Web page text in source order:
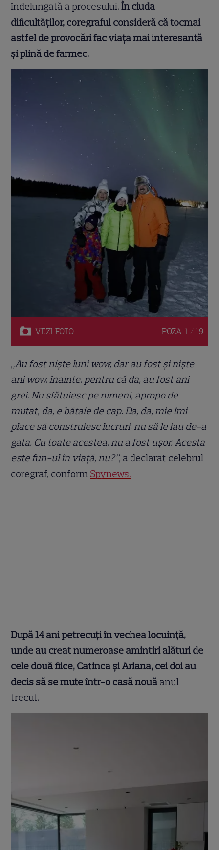
îndelungată a procesului.În ciuda
dificultăților, coregraful consideră că tocmai
astfel de provocări fac viața mai interesantă
și plină de farmec.
VEZI FOTO POZA 1 / 19
„Au fost niște luni wow, dar au fost și niște
ani wow, înainte, pentru că da, au fost ani
grei. Nu sfătuiesc pe nimeni, apropo de
mutat, da, e bătaie de cap. Da, da, mie îmi
place să construiesc lucruri, nu să le iau de-a
gata. Cu toate acestea, nu a fost ușor. Acesta
este fun-ul în viață, nu?”, a declarat celebrul
coregraf, conform Spynews.
După 14 ani petrecuți în vechea locuință,
unde au creat numeroase amintiri alături de
cele două fiice, Catinca și Ariana, cei doi au
decis să se mute într-o casă nouă anul
trecut.